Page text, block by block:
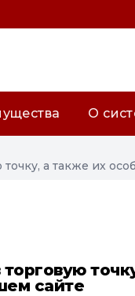
О
а также их
сайте